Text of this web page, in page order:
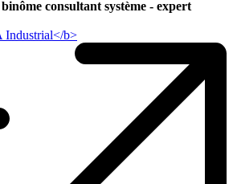
consultant système - expert
b>